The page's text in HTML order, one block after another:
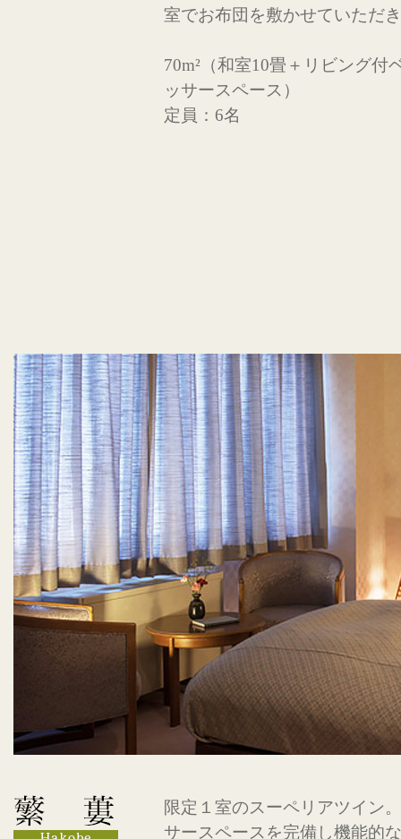
室でお布団を敷かせていただ
70m²（和室10畳＋リビング付
ッサースペース）
定員：6名
限定１室のスーペリアツイン
サースペースを完備し機能的